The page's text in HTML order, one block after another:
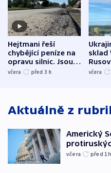
Hejtmani řeší
chybějící peníze na
opravu silnic. Jsou
nenárokové, namítá
včera před 3 h
sklad
trh,
včera
Aktuálně z
Americký
včera před 1h